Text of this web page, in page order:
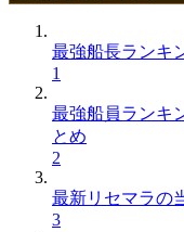
最強船長ランキ
1
最強船員ランキ
とめ
2
最新リセマラの
3